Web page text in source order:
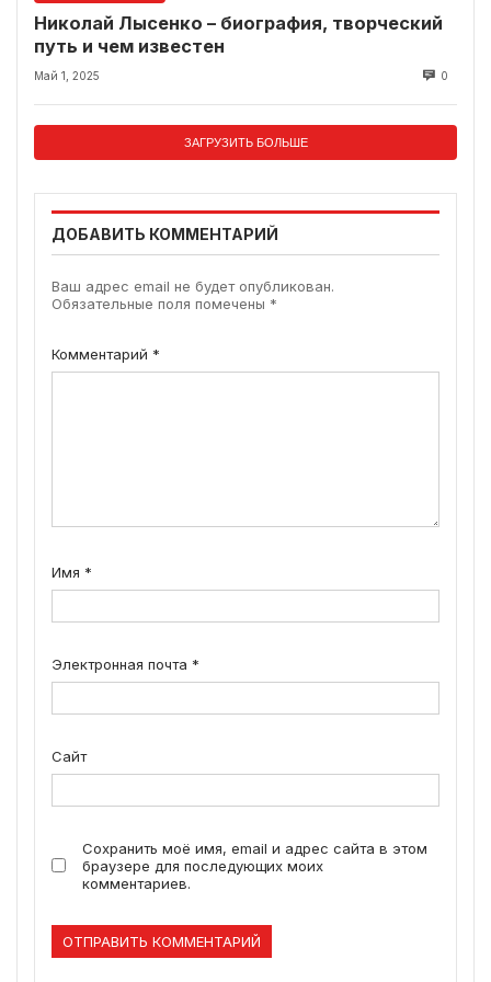
Николай Лысенко – биография, творческий
путь и чем известен
Май 1, 2025 0
ЗАГРУЗИТЬ БОЛЬШЕ
ДОБАВИТЬ КОММЕНТАРИЙ
Ваш адрес email не будет опубликован.
Обязательные поля помечены *
Комментарий *
Имя *
Электронная почта *
Сайт
Сохранить моё имя, email и адрес сайта в этом
браузере для последующих моих
комментариев.